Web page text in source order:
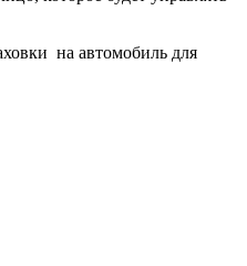
на автомобиль для